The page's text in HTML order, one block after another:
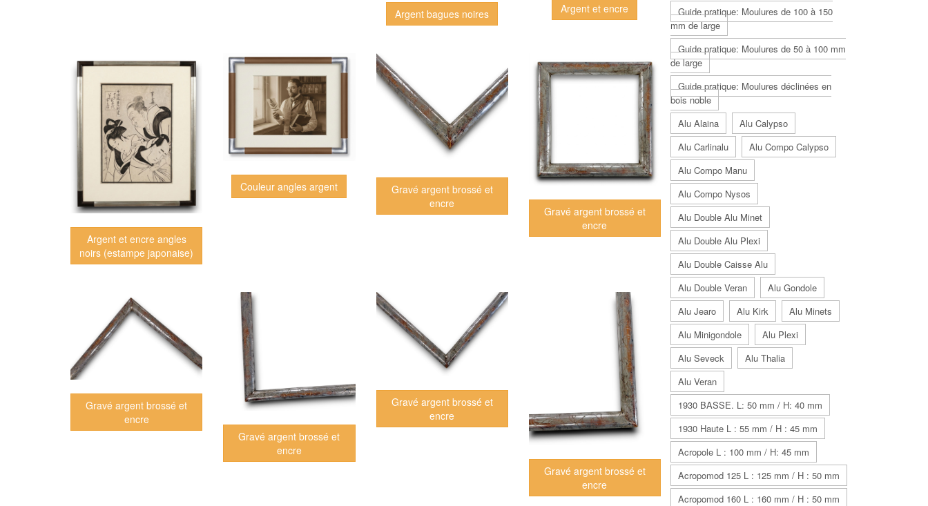
Argent bagues noires Argent et encre
Argent et encre angles
noirs (estampe japonaise)
Couleur angles argent
Gravé argent brossé et
encre
Gravé argent brossé et
encre
Gravé argent brossé et
encre
Gravé argent brossé et
encre
Gravé argent brossé et
encre
Gravé argent brossé et
encre
Guide pratique: Moulures de 100 à 150
mm de large
Guide pratique: Moulures de 50 à 100 mm
de large
Guide pratique: Moulures déclinées en
bois noble
Alu Alaina
Alu Calypso
Alu Carlinalu
Alu Compo Calypso
Alu Compo Manu
Alu Compo Nysos
Alu Double Alu Minet
Alu Double Alu Plexi
Alu Double Caisse Alu
Alu Double Veran
Alu Gondole
Alu Jearo
Alu Kirk
Alu Minets
Alu Minigondole
Alu Plexi
Alu Seveck
Alu Thalia
Alu Veran
1930 BASSE. L: 50 mm / H: 40 mm
1930 Haute L : 55 mm / H : 45 mm
Acropole L : 100 mm / H: 45 mm
Acropomod 125 L : 125 mm / H : 50 mm
Acropomod 160 L : 160 mm / H : 50 mm